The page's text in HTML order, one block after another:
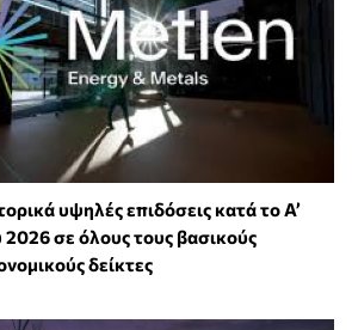
υψηλές επιδόσεις κατά το Α’
2026 σε όλους τους βασικούς
δείκτες